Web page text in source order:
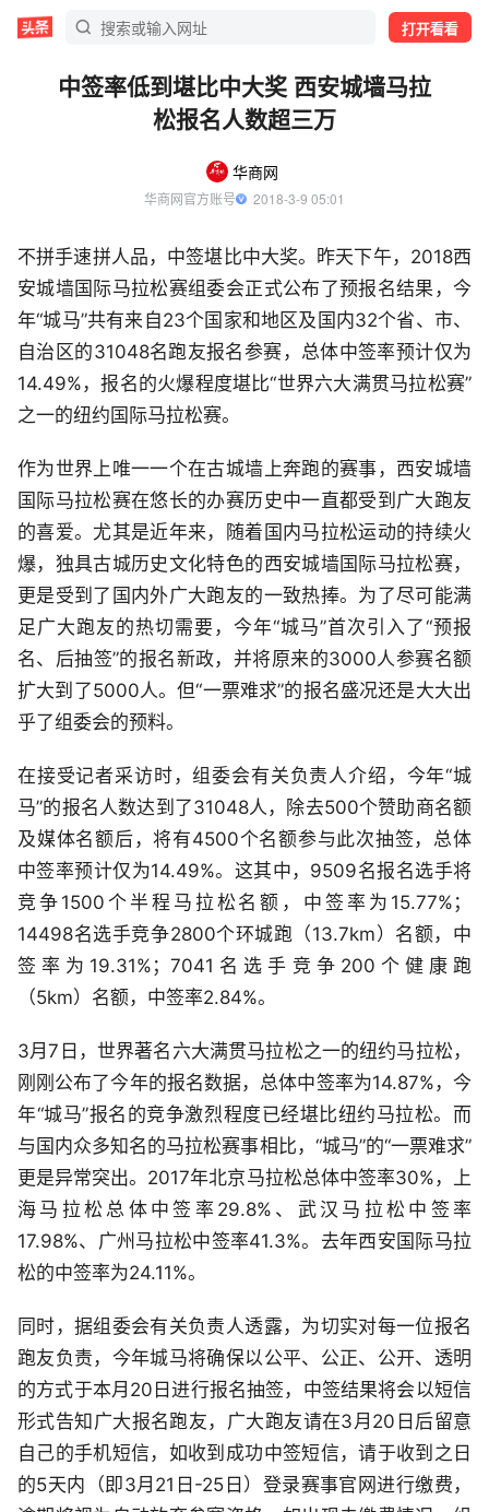
打开看看
中签率低到堪比中大奖 西安城墙马拉
松报名人数超三万
华商网
华商网官方账号
  2018-3-9 05:01
不拼手速拼人品，中签堪比中大奖。昨天下午，2018西
安城墙国际马拉松赛组委会正式公布了预报名结果，今
年“城马”共有来自23个国家和地区及国内32个省、市、
自治区的31048名跑友报名参赛，总体中签率预计仅为
14.49%，报名的火爆程度堪比“世界六大满贯马拉松赛”
之一的纽约国际马拉松赛。
作为世界上唯一一个在古城墙上奔跑的赛事，西安城墙
国际马拉松赛在悠长的办赛历史中一直都受到广大跑友
的喜爱。尤其是近年来，随着国内马拉松运动的持续火
爆，独具古城历史文化特色的西安城墙国际马拉松赛，
更是受到了国内外广大跑友的一致热捧。为了尽可能满
足广大跑友的热切需要，今年“城马”首次引入了“预报
名、后抽签”的报名新政，并将原来的3000人参赛名额
扩大到了5000人。但“一票难求”的报名盛况还是大大出
乎了组委会的预料。
在接受记者采访时，组委会有关负责人介绍，今年“城
马”的报名人数达到了31048人，除去500个赞助商名额
及媒体名额后，将有4500个名额参与此次抽签，总体
中签率预计仅为14.49%。这其中，9509名报名选手将
竞争1500个半程马拉松名额，中签率为15.77%；
14498名选手竞争2800个环城跑（13.7km）名额，中
签率为19.31%；7041名选手竞争200个健康跑
（5km）名额，中签率2.84%。
3月7日，世界著名六大满贯马拉松之一的纽约马拉松，
刚刚公布了今年的报名数据，总体中签率为14.87%，今
年“城马”报名的竞争激烈程度已经堪比纽约马拉松。而
与国内众多知名的马拉松赛事相比，“城马”的“一票难求”
更是异常突出。2017年北京马拉松总体中签率30%，上
海马拉松总体中签率29.8%、武汉马拉松中签率
17.98%、广州马拉松中签率41.3%。去年西安国际马拉
松的中签率为24.11%。
同时，据组委会有关负责人透露，为切实对每一位报名
跑友负责，今年城马将确保以公平、公正、公开、透明
的方式于本月20日进行报名抽签，中签结果将会以短信
形式告知广大报名跑友，广大跑友请在3月20日后留意
自己的手机短信，如收到成功中签短信，请于收到之日
的5天内（即3月21日-25日）登录赛事官网进行缴费，